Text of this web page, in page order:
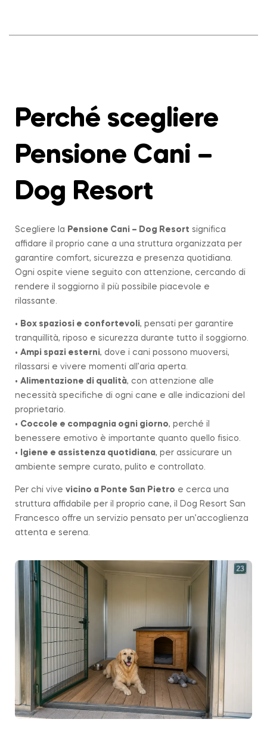
Perché scegliere
Pensione Cani –
Dog Resort
Scegliere la Pensione Cani – Dog Resort significa
affidare il proprio cane a una struttura organizzata per
garantire comfort, sicurezza e presenza quotidiana.
Ogni ospite viene seguito con attenzione, cercando di
rendere il soggiorno il più possibile piacevole e
rilassante.
• Box spaziosi e confortevoli, pensati per garantire
tranquillità, riposo e sicurezza durante tutto il soggiorno.
• Ampi spazi esterni, dove i cani possono muoversi,
rilassarsi e vivere momenti all’aria aperta.
• Alimentazione di qualità, con attenzione alle
necessità specifiche di ogni cane e alle indicazioni del
proprietario.
• Coccole e compagnia ogni giorno, perché il
benessere emotivo è importante quanto quello fisico.
•
Igiene e assistenza quotidiana, per assicurare un
ambiente sempre curato, pulito e controllato.
Per chi vive vicino a Ponte San Pietro e cerca una
struttura affidabile per il proprio cane, il Dog Resort San
Francesco offre un servizio pensato per un’accoglienza
attenta e serena.